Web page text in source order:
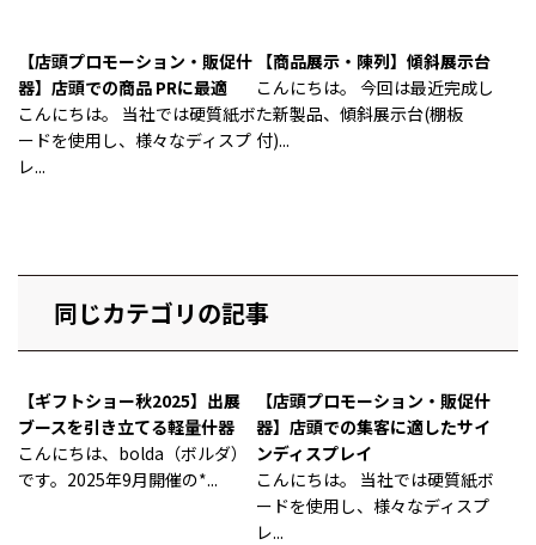
【店頭プロモーション・販促什
器】店頭での商品 PRに最適
こんにちは。 当社では硬質紙ボ
ードを使用し、様々なディスプ
レ...
【商品展示・陳列】傾斜展示台
こんにちは。 今回は最近完成し
た新製品、傾斜展示台(棚板
付)...
同じカテゴリの記事
【ギフトショー秋2025】出展
ブースを引き立てる軽量什器
こんにちは、bolda（ボルダ）
です。2025年9月開催の*...
【店頭プロモーション・販促什
器】店頭での集客に適したサイ
ンディスプレイ
こんにちは。 当社では硬質紙ボ
ードを使用し、様々なディスプ
レ...